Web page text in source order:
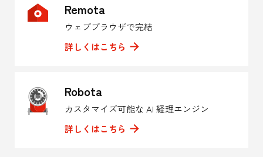
Remota
ウェブブラウザで完結
詳しくはこちら
Robota
カスタマイズ可能な AI 経理エンジン
詳しくはこちら